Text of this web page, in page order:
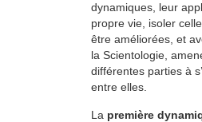
dynamiques, leur
propre vie, isoler
être améliorées, et
la Scientologie,
différentes parties à
entre elles.
La première